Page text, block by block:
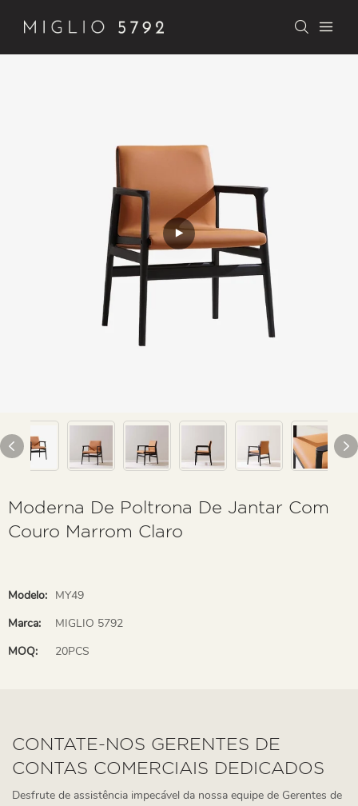
Moderna De Poltrona De Jantar Com
Couro Marrom Claro
Modelo: MY49
Marca:
MIGLIO 5792
MOQ:
20PCS
CONTATE-NOS GERENTES DE
CONTAS COMERCIAIS DEDICADOS
Desfrute de assistência impecável da nossa equipe de Gerentes de